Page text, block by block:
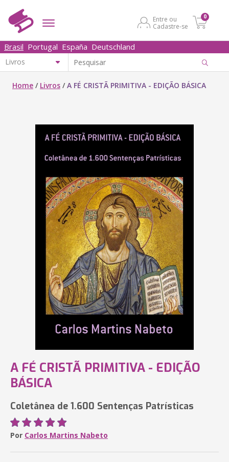
Entre ou
Cadastre-se
0
Brasil Portugal España Deutschland
Home / Livros /A FÉ CRISTÃ PRIMITIVA - EDIÇÃO BÁSICA
A FÉ CRISTÃ PRIMITIVA - EDIÇÃO
BÁSICA
Coletânea de 1.600 Sentenças Patrísticas
Por Carlos Martins Nabeto